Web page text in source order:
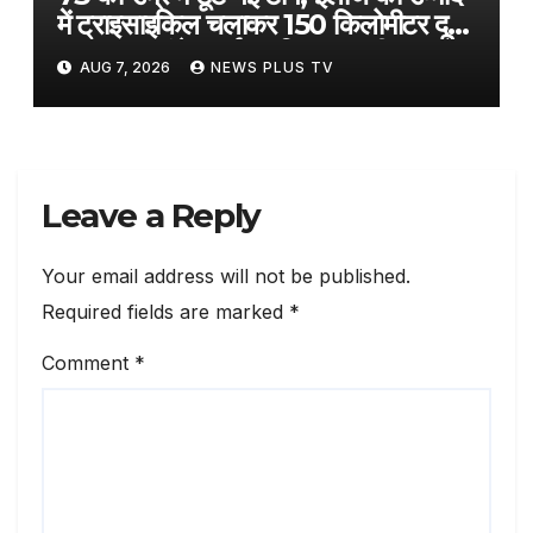
में ट्राइसाइकिल चलाकर 150 किलोमीटर दूर
अस्पताल पहुंचे बुजुर्ग, 3 दिन तक की यात्रा​
on August 6, 2026 at 6:09 pm
AUG 7, 2026 NEWS PLUS TV
Leave a Reply
Your email address will not be published.
Required fields are marked *
Comment *